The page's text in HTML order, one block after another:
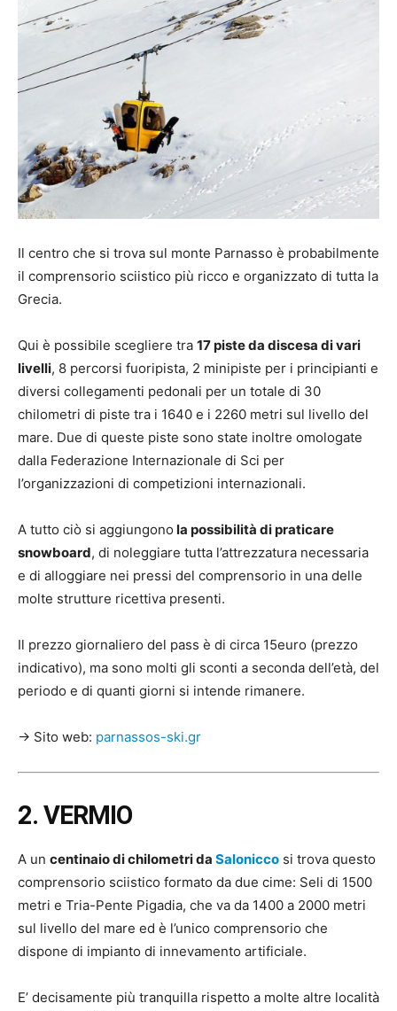
Il centro che si trova sul monte Parnasso è probabilmente
il comprensorio sciistico più ricco e organizzato di tutta la
Grecia.
Qui è possibile scegliere tra 17 piste da discesa di vari
livelli, 8 percorsi fuoripista, 2 minipiste per i principianti e
diversi collegamenti pedonali per un totale di 30
chilometri di piste tra i 1640 e i 2260 metri sul livello del
mare. Due di queste piste sono state inoltre omologate
dalla Federazione Internazionale di Sci per
l’organizzazioni di competizioni internazionali.
A tutto ciò si aggiungono la possibilità di praticare
snowboard, di noleggiare tutta l’attrezzatura necessaria
e di alloggiare nei pressi del comprensorio in una delle
molte strutture ricettiva presenti.
Il prezzo giornaliero del pass è di circa 15euro (prezzo
indicativo), ma sono molti gli sconti a seconda dell’età, del
periodo e di quanti giorni si intende rimanere.
→ Sito web: parnassos-ski.gr
2. VERMIO
A un centinaio di chilometri da Salonicco si trova questo
comprensorio sciistico formato da due cime: Seli di 1500
metri e Tria-Pente Pigadia, che va da 1400 a 2000 metri
sul livello del mare ed è l’unico comprensorio che
dispone di impianto di innevamento artificiale.
E’ decisamente più tranquilla rispetto a molte altre località